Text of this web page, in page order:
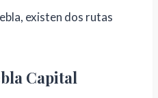
existen dos rutas
Capital